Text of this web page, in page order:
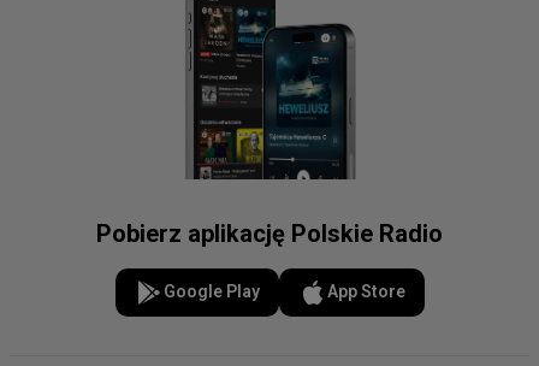
Pobierz aplikację Polskie Radio
Google Play App Store